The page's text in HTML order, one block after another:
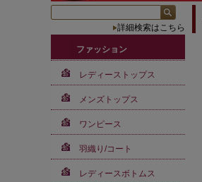
詳細検索はこちら
ファッション
レディーストップス
メンズトップス
ワンピース
羽織り/コート
レディースボトムス